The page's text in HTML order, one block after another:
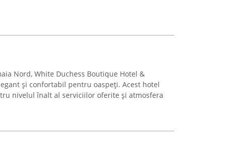
Nord, White Duchess Boutique Hotel &
și confortabil pentru oaspeți. Acest hotel
nivelul înalt al serviciilor oferite și atmosfera